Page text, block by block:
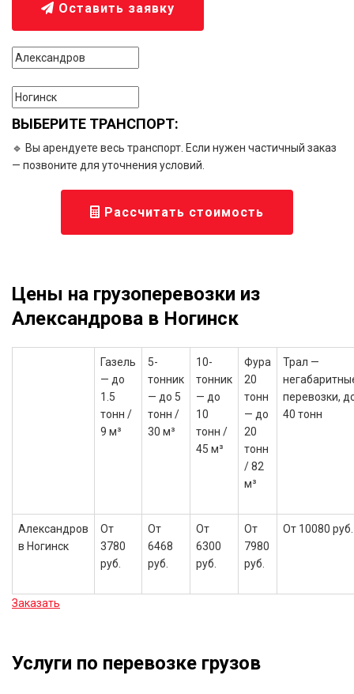
Оставить заявку
ВЫБЕРИТЕ ТРАНСПОРТ:
🔹 Вы арендуете весь транспорт. Если нужен частичный заказ
— позвоните для уточнения условий.
Рассчитать стоимость
Цены на грузоперевозки из
Александрова в Ногинск
Газель
— до
1.5
тонн /
9 м³
5-
тонник
— до 5
тонн /
30 м³
10-
тонник
— до
10
тонн /
45 м³
Фура
20
тонн
— до
20
тонн
/ 82
м³
Трал —
перевозки,
40 тонн
Александров
в Ногинск
От
3780
руб.
От
6468
руб.
От
6300
руб.
От
7980
руб.
От 10080 руб.
Заказать
Услуги по перевозке грузов